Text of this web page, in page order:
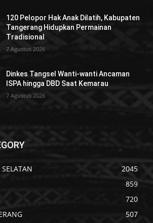
120 Pelopor Hak Anak Dilatih, Kabupaten
Tangerang Hidupkan Permainan
Tradisional
7 Agustus 2026
Dinkes Tangsel Wanti-wanti Ancaman
ISPA hingga DBD Saat Kemarau
7 Agustus 2026
2045
859
720
507